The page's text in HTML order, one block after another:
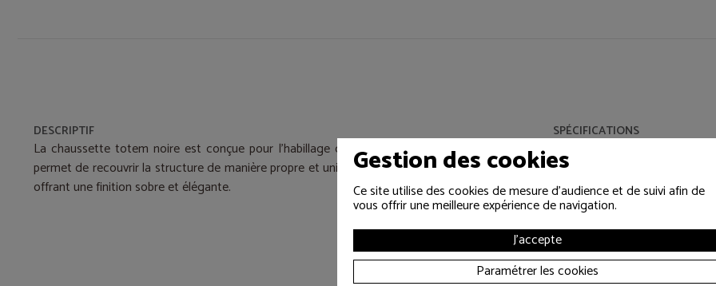
DESCRIPTIF
La chaussette totem noire est conçue pour l’habillage de totems lors d’événements. Elle
permet de recouvrir la structure de manière propre et uniforme grâce à sa matière en lycra,
offrant une finition sobre et élégante.
SPÉCIFICATIONS
Coloris :
Matière :Lycra
Gestion des cookies
Ce site utilise des cookies de mesure d'audience et de suivi afin de
vous offrir une meilleure expérience de navigation.
J'accepte
Paramétrer les cookies